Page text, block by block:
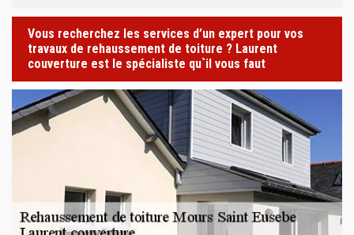
Vous recherchez les services d’un expert pour vos
travaux de rehaussement de toiture ? Laurent
couverture est le spécialiste qu`il vous faut